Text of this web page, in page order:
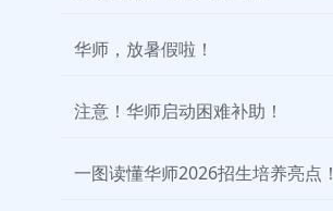
华师，放暑假啦！
注意！华师启动困难补助！
一图读懂华师2026招生培养亮点！